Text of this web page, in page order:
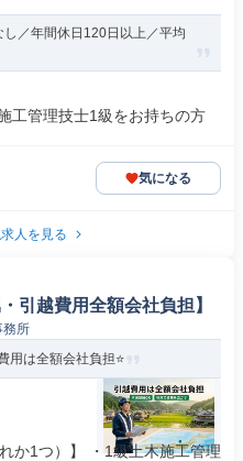
／年間休日120日以上／平均
工管理技士1級をお持ちの方
気になる
人を見る
引越費用全額会社負担】
務所
用は全額会社負担⭐
か1つ）】 ・1級土木施工管理